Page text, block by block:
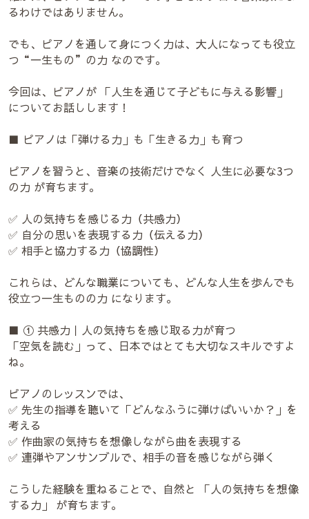
るわけではありません。
でも、ピアノを通して身につく力は、大人になっても役立
つ“一生もの”の力 なのです。
今回は、ピアノが 「人生を通じて子どもに与える影響」
についてお話しします！
■ ピアノは「弾ける力」も「生きる力」も育つ
ピアノを習うと、音楽の技術だけでなく 人生に必要な3つ
の力 が育ちます。
✅ 人の気持ちを感じる力（共感力）
✅ 自分の思いを表現する力（伝える力）
✅ 相手と協力する力（協調性）
これらは、どんな職業についても、どんな人生を歩んでも
役立つ一生ものの力 になります。
■ ① 共感力｜人の気持ちを感じ取る力が育つ
「空気を読む」って、日本ではとても大切なスキルですよ
ね。
ピアノのレッスンでは、
✅ 先生の指導を聴いて「どんなふうに弾けばいいか？」を
考える
✅ 作曲家の気持ちを想像しながら曲を表現する
✅ 連弾やアンサンブルで、相手の音を感じながら弾く
こうした経験を重ねることで、自然と 「人の気持ちを想像
する力」 が育ちます。